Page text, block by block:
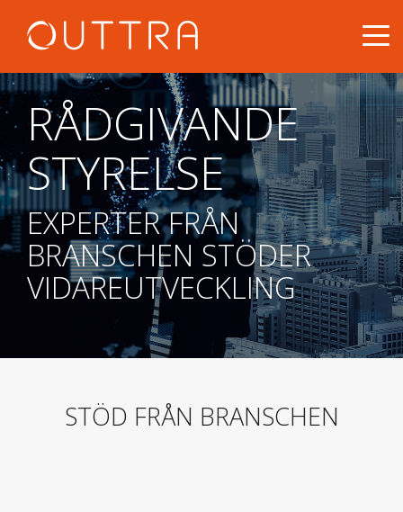
RÅDGIVANDE
STYRELSE
EXPERTER FRÅN
BRANSCHEN STÖDER
VIDAREUTVECKLING
STÖD FRÅN BRANSCHEN